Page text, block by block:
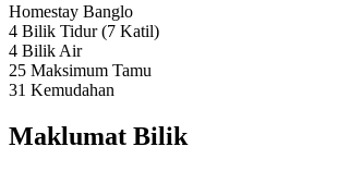
Homestay Banglo
4 Bilik Tidur(7 Katil)
4 Bilik Air
25 Maksimum Tamu
31 Kemudahan
Maklumat Bilik